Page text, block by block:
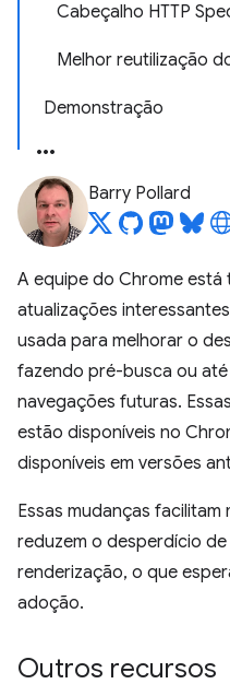
Cabeçalho HTTP
Melhor reutilização
Demonstração
Barry Pollard
A equipe do Chrome está
atualizações
usada para melhorar o
fazendo pré-busca ou
navegações futuras.
estão disponíveis no
disponíveis em versões
Essas mudanças
reduzem o desperdício
renderização, o que
adoção.
Outros recursos